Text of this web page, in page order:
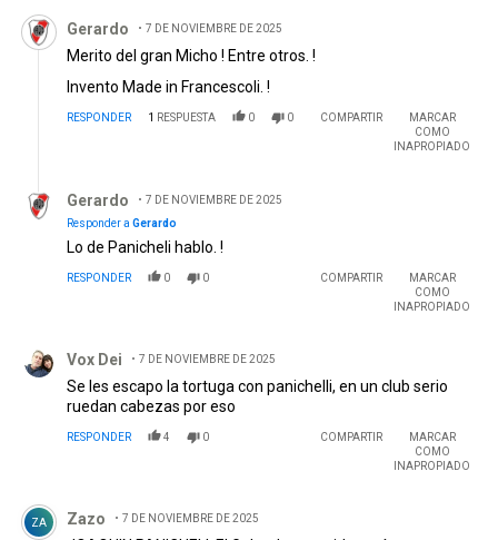
MISMA LÍNEA POLÍTICA Y LA MISMA SECRETARÍA
TÉCNICA........
EDITADO
Comentario de Gerardo.
Gerardo 7 DE NOVIEMBRE DE 2025
Merito del gran Micho ! Entre otros. !
Invento Made in Francescoli. !
RESPONDER 1 RESPUESTA 0 0 COMPARTIR
MARCAR
COMO
INAPROPIADO
Gerardo
7 DE NOVIEMBRE DE 2025
Responder a Gerardo
Lo de Panicheli hablo. !
RESPONDER 0 0 COMPARTIR
MARCAR
COMO
INAPROPIADO
Vox Dei 7 DE NOVIEMBRE DE 2025
Se les escapo la tortuga con panichelli, en un club serio
ruedan cabezas por eso
RESPONDER 4 0 COMPARTIR
MARCAR
COMO
INAPROPIADO
Comentario de Zazo.
ZA Zazo 7 DE NOVIEMBRE DE 2025